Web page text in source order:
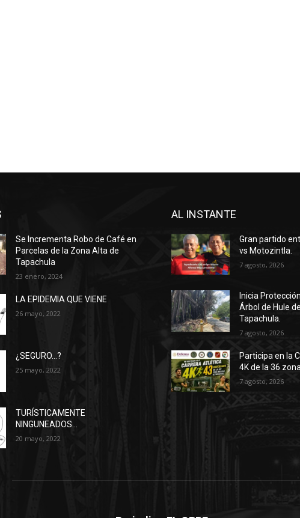
Se Incrementa Robo de Café en
Parcelas de la Zona Alta de
Tapachula
23 enero, 2024
LA EPIDEMIA QUE VIENE
26 mayo, 2022
¿SEGURO…?
25 mayo, 2022
TURÍSTICAMENTE
NINGUNEADOS…
20 mayo, 2022
AL INSTANTE
Gran partido
vs Motozintla.
7 agosto, 2026
Inicia
Árbol de Hule
Tapachula.
7 agosto, 2026
Participa en la
4K de la 36
7 agosto, 2026